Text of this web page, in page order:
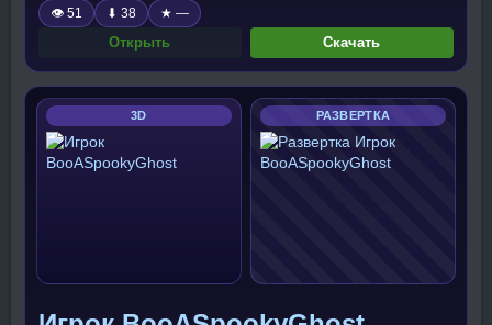
👁 51 ⬇ 38 ★ —
Открыть Скачать
3D РАЗВЕРТКА